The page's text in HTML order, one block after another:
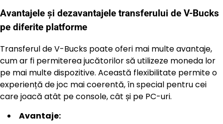
Avantajele și dezavantajele transferului de V-Bucks
pe diferite platforme
Transferul de V-Bucks poate oferi mai multe avantaje,
cum ar fi permiterea jucătorilor să utilizeze moneda lor
pe mai multe dispozitive. Această flexibilitate permite o
experiență de joc mai coerentă, în special pentru cei
care joacă atât pe console, cât și pe PC-uri.
Avantaje: